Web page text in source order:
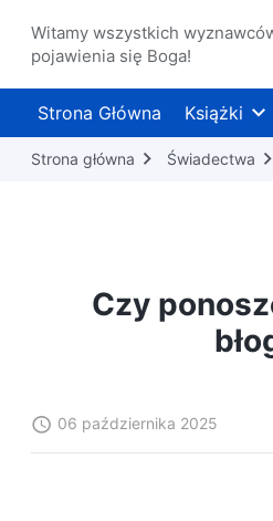
Witamy wszystkich
pojawienia się Boga!
Strona Główna Książki
Strona główna Świadectwa
Czy
06 października 2025